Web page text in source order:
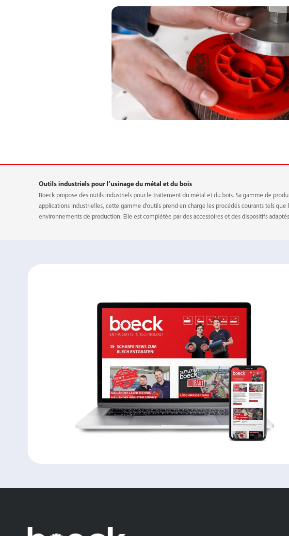
Outils industriels pour l’usinage du métal et du bois
Boeck propose des outils industriels pour le traitement du métal et du bois. Sa gamme de
applications industrielles, cette gamme d'outils prend en charge les procédés courants tels
environnements de production. Elle est complétée par des accessoires et des dispositifs